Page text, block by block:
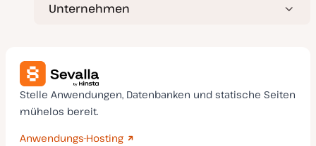
Unternehmen
Stelle Anwendungen, Datenbanken und statische Seiten
mühelos bereit.
Anwendungs-Hosting